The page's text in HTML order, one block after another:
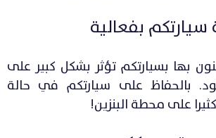
بفعالية
بها بسيارتكم تؤثر بشكل كبير على
بالحفاظ على سيارتكم في حالة
على محطة البنزين!